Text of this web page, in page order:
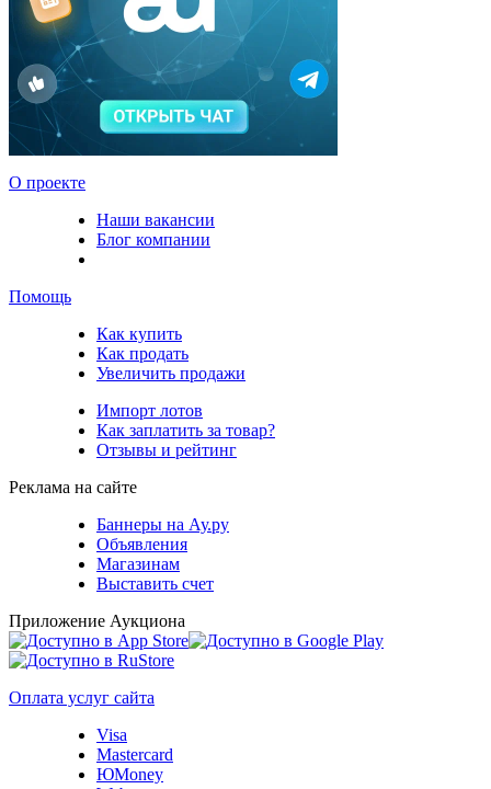
О проекте
Наши вакансии
Блог компании
Помощь
Как купить
Как продать
Увеличить продажи
Импорт лотов
Как заплатить за товар?
Отзывы и рейтинг
Реклама на сайте
Баннеры на Ау.ру
Объявления
Магазинам
Выставить счет
Приложение Аукциона
Оплата услуг сайта
Visa
Mastercard
ЮMoney